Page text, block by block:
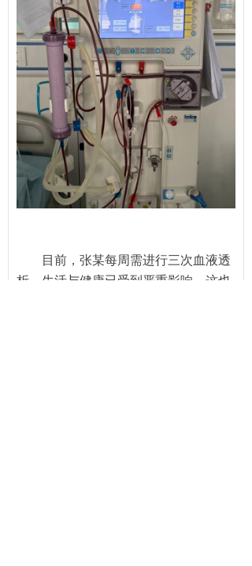
目前，张某每周需进行三次血液透
析，生活与健康已受到严重影响。这也